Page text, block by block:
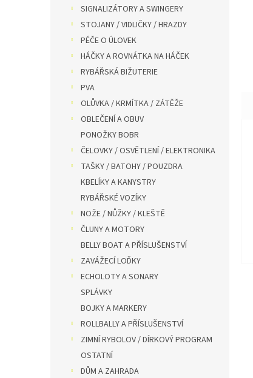
SIGNALIZÁTORY A SWINGERY
STOJANY / VIDLIČKY / HRAZDY
PÉČE O ÚLOVEK
HÁČKY A ROVNÁTKA NA HÁČEK
RYBÁŘSKÁ BIŽUTERIE
PVA
OLŮVKA / KRMÍTKA / ZÁTĚŽE
OBLEČENÍ A OBUV
PONOŽKY BOBR
ČELOVKY / OSVĚTLENÍ / ELEKTRONIKA
TAŠKY / BATOHY / POUZDRA
KBELÍKY A KANYSTRY
RYBÁŘSKÉ VOZÍKY
NOŽE / NŮŽKY / KLEŠTĚ
ČLUNY A MOTORY
BELLY BOAT A PŘÍSLUŠENSTVÍ
ZAVÁŽECÍ LOĎKY
ECHOLOTY A SONARY
SPLÁVKY
BOJKY A MARKERY
ROLLBALLY A PŘÍSLUŠENSTVÍ
ZIMNÍ RYBOLOV / DÍRKOVÝ PROGRAM
OSTATNÍ
DŮM A ZAHRADA